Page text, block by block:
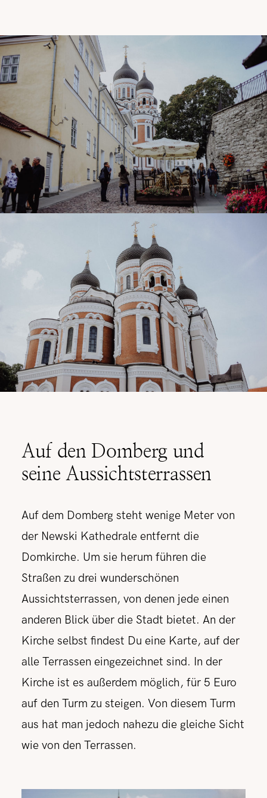
Auf den Domberg und
seine Aussichtsterrassen
Auf dem Domberg steht wenige Meter von
der Newski Kathedrale entfernt die
Domkirche. Um sie herum führen die
Straßen zu drei wunderschönen
Aussichtsterrassen, von denen jede einen
anderen Blick über die Stadt bietet. An der
Kirche selbst findest Du eine Karte, auf der
alle Terrassen eingezeichnet sind. In der
Kirche ist es außerdem möglich, für 5 Euro
auf den Turm zu steigen. Von diesem Turm
aus hat man jedoch nahezu die gleiche Sicht
wie von den Terrassen.